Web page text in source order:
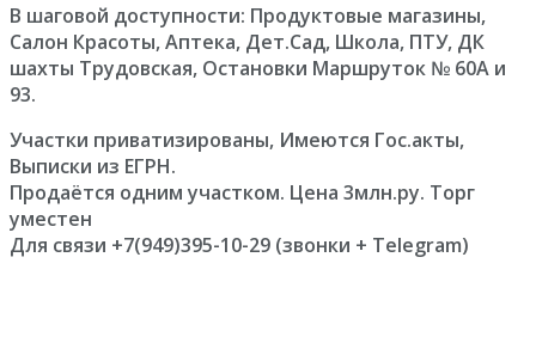
В шаговой доступности: Продуктовые магазины,
Салон Красоты, Аптека, Дет.Сад, Школа, ПТУ, ДК
шахты Трудовская, Остановки Маршруток № 60А и
93.
Участки приватизированы, Имеются Гос.акты,
Выписки из ЕГРН.
Продаётся одним участком. Цена 3млн.ру. Торг
уместен
Для связи +7(949)395-10-29 (звонки + Telegram)